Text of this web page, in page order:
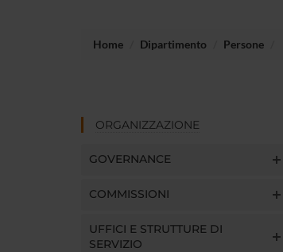
Home Dipartimento Persone
ORGANIZZAZIONE
GOVERNANCE
COMMISSIONI
UFFICI E STRUTTURE DI
SERVIZIO